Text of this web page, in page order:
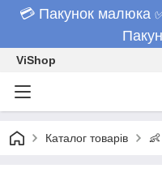
💳 Пакунок малюка
ViShop
Каталог товарів